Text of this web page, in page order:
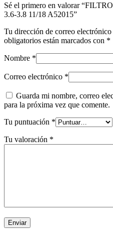
Sé el primero en valorar
3.6-3.8 11/18 A52015”
Tu dirección de correo
obligatorios están marcados con *
Nombre *
Correo electrónico *
Guarda mi nombre, correo
para la próxima vez que comente.
Tu puntuación *
Tu valoración *